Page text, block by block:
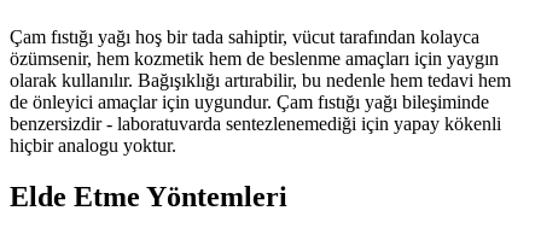
Çam fıstığı yağı hoş bir tada sahiptir, vücut tarafından kolayca
özümsenir, hem kozmetik hem de beslenme amaçları için yaygın
olarak kullanılır. Bağışıklığı artırabilir, bu nedenle hem tedavi hem
de önleyici amaçlar için uygundur. Çam fıstığı yağı bileşiminde
benzersizdir - laboratuvarda sentezlenemediği için yapay kökenli
hiçbir analogu yoktur.
Elde Etme Yöntemleri